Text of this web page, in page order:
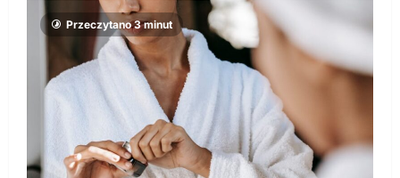
Przeczytano 3 minut